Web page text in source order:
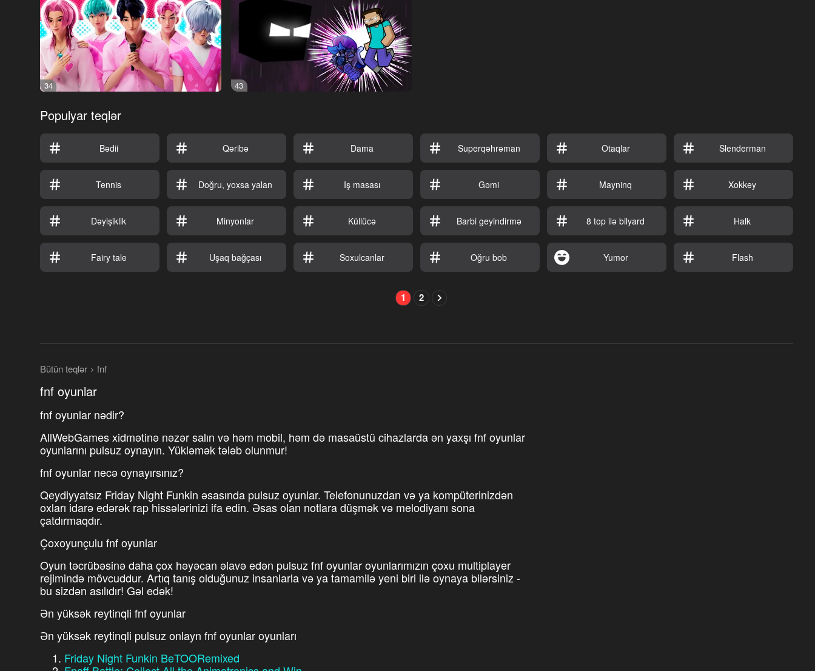
34 43
Populyar teqlər
Bədii Qəribə Dama Superqəhrəman Otaqlar Slenderman
Tennis Doğru, yoxsa yalan Iş masası Gəmi Mayninq Xokkey
Dəyişiklik Minyonlar Küllücə Barbi geyindirmə 8 top ilə bilyard Halk
Fairy tale Uşaq bağçası Soxulcanlar Oğru bob Yumor Flash
1 2
Bütün teqlər fnf
fnf oyunlar
fnf oyunlar nədir?
AllWebGames xidmətinə nəzər salın və həm mobil, həm də masaüstü cihazlarda ən yaxşı fnf oyunlar
oyunlarını pulsuz oynayın. Yükləmək tələb olunmur!
fnf oyunlar necə oynayırsınız?
Qeydiyyatsız Friday Night Funkin əsasında pulsuz oyunlar. Telefonunuzdan və ya kompüterinizdən
oxları idarə edərək rap hissələrinizi ifa edin. Əsas olan notlara düşmək və melodiyanı sona
çatdırmaqdır.
Çoxoyunçulu fnf oyunlar
Oyun təcrübəsinə daha çox həyəcan əlavə edən pulsuz fnf oyunlar oyunlarımızın çoxu multiplayer
rejimində mövcuddur. Artıq tanış olduğunuz insanlarla və ya tamamilə yeni biri ilə oynaya bilərsiniz -
bu sizdən asılıdır! Gəl edək!
Ən yüksək reytinqli fnf oyunlar
Ən yüksək reytinqli pulsuz onlayn fnf oyunlar oyunları
Friday Night Funkin BeTOORemixed